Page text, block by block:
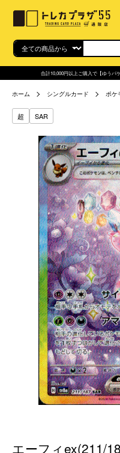
合計10,000円以上ご購入で【ゆうパ
ホーム シングルカード ポケ
超 SAR
エーフィex(211/